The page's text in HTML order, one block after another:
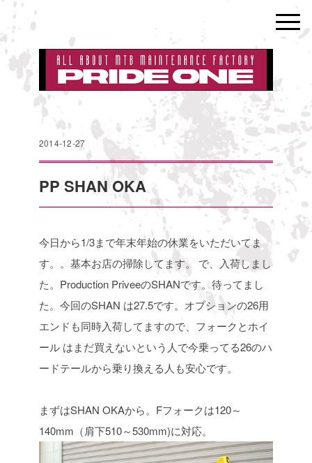
2014-12-27
PP SHAN OKA
今日から1/3まで年末年始の休業をいただいてま
す。。基本お店の掃除してます。 で、入荷しまし
た。Production PriveeのSHANです。待ってまし
た。今回のSHAN は27.5です。オプションの26用
エンドも同時入荷してますので、フォークとホイ
ール はまだ買えないという人で今乗ってる26のハ
ードテールから乗り換える人も安心です。
まずはSHAN OKAから。Fフォークは120～
140mm（肩下510～530mm)に対応。